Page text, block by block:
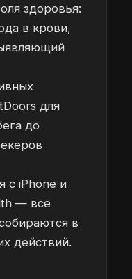
здоровья:
в крови,
для
до
с iPhone и
— все
в
действий.